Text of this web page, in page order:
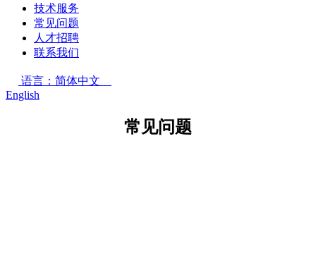
技术服务
常见问题
人才招聘
联系我们
语言：简体中文
English
常见问题